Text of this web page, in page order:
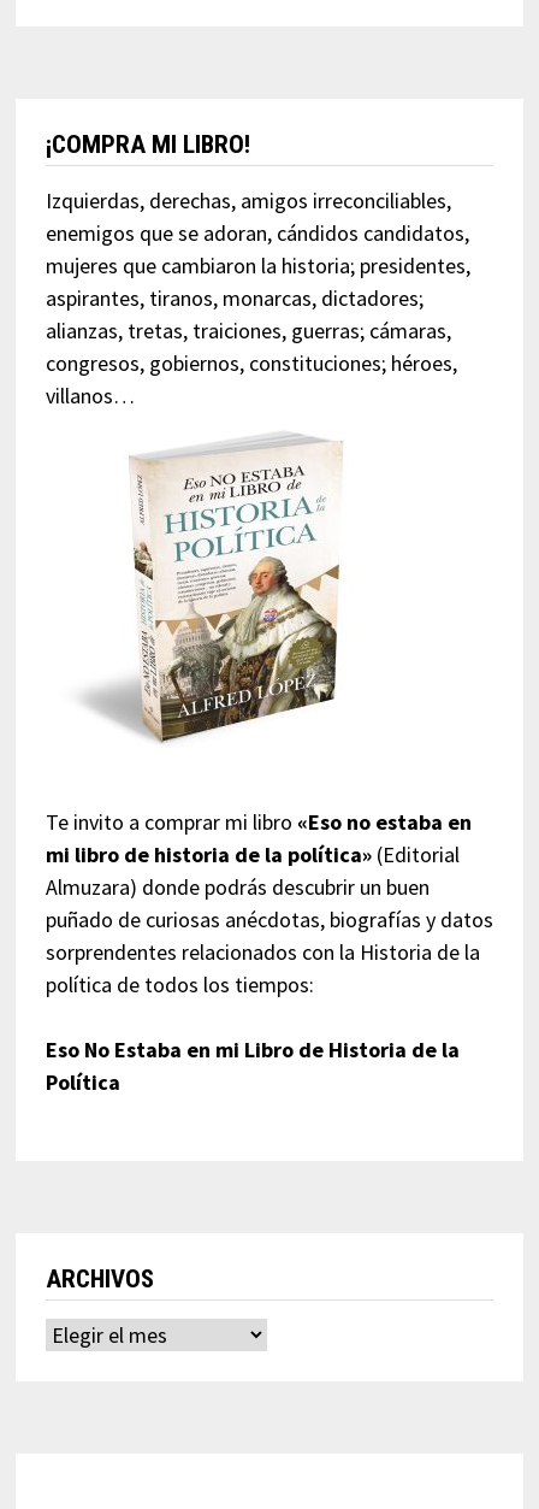
¡COMPRA MI LIBRO!
Izquierdas, derechas, amigos irreconciliables,
enemigos que se adoran, cándidos candidatos,
mujeres que cambiaron la historia; presidentes,
aspirantes, tiranos, monarcas, dictadores;
alianzas, tretas, traiciones, guerras; cámaras,
congresos, gobiernos, constituciones; héroes,
villanos…
Te invito a comprar mi libro «Eso no estaba en
mi libro de historia de la política»(Editorial
Almuzara) donde podrás descubrir un buen
puñado de curiosas anécdotas, biografías y datos
sorprendentes relacionados con la Historia de la
política de todos los tiempos:
Eso No Estaba en mi Libro de Historia de la
Política
ARCHIVOS
Archivos